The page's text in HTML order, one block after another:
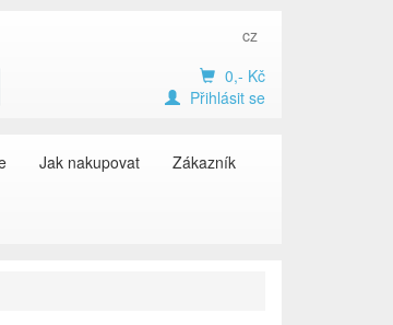
cz
0,- Kč
Přihlásit se
Jak nakupovat Zákazník